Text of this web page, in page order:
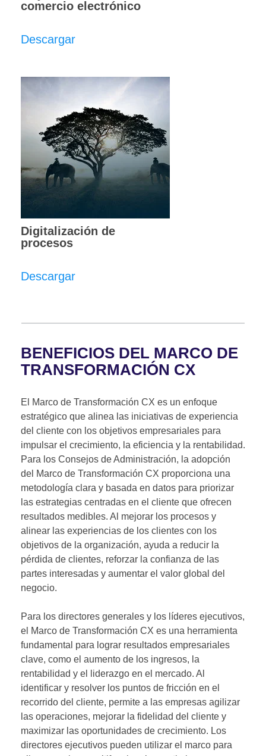
comercio electrónico
Descargar
Digitalización de
procesos
Descargar
BENEFICIOS DEL MARCO DE
TRANSFORMACIÓN CX
El Marco de Transformación CX es un enfoque
estratégico que alinea las iniciativas de experiencia
del cliente con los objetivos empresariales para
impulsar el crecimiento, la eficiencia y la rentabilidad.
Para los Consejos de Administración, la adopción
del Marco de Transformación CX proporciona una
metodología clara y basada en datos para priorizar
las estrategias centradas en el cliente que ofrecen
resultados medibles. Al mejorar los procesos y
alinear las experiencias de los clientes con los
objetivos de la organización, ayuda a reducir la
pérdida de clientes, reforzar la confianza de las
partes interesadas y aumentar el valor global del
negocio.
Para los directores generales y los líderes ejecutivos,
el Marco de Transformación CX es una herramienta
fundamental para lograr resultados empresariales
clave, como el aumento de los ingresos, la
rentabilidad y el liderazgo en el mercado. Al
identificar y resolver los puntos de fricción en el
recorrido del cliente, permite a las empresas agilizar
las operaciones, mejorar la fidelidad del cliente y
maximizar las oportunidades de crecimiento. Los
directores ejecutivos pueden utilizar el marco para